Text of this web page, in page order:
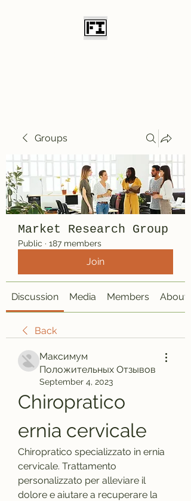
Groups
Market Research Group
Public · 187 members
Join
Discussion Media Members About
Back
Максимум
Положительных Отзывов
September 4, 2023
Chiropratico
ernia cervicale
Chiropratico specializzato in ernia
cervicale. Trattamento
personalizzato per alleviare il
dolore e aiutare a recuperare la